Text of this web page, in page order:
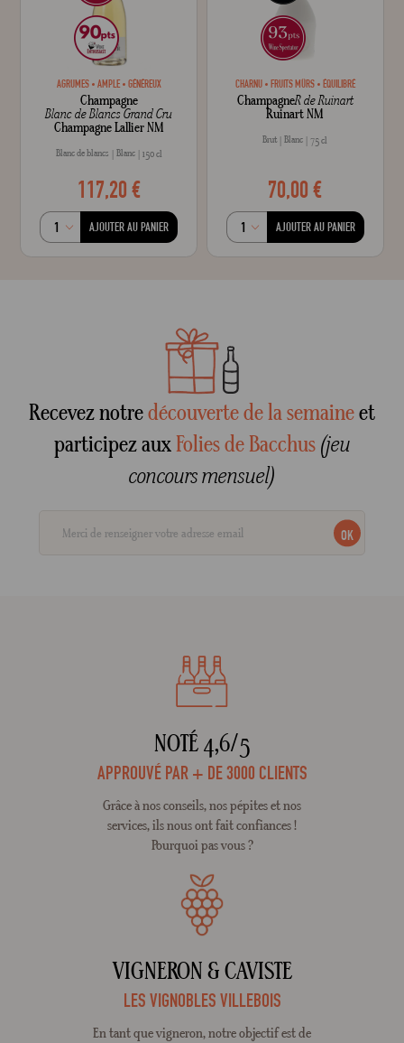
AGRUMES AMPLE GÉNÉREUX
Champagne
Blanc de Blancs Grand Cru
Champagne Lallier NM
Blanc de blancs Blanc 150 cl
117,20 €
AJOUTER AU PANIER
CHARNU FRUITS MÛRS ÉQUILIBRÉ
ChampagneR de Ruinart
Ruinart NM
Brut Blanc 75 cl
70,00 €
AJOUTER AU PANIER
Recevez notredécouverte de la semaineet
participez auxFolies de Bacchus (jeu
concours mensuel)
OK
NOTÉ 4,6/5
APPROUVÉ PAR + DE 3000 CLIENTS
Grâce à nos conseils, nos pépites et nos
services, ils nous ont fait confiances !
Pourquoi pas vous ?
VIGNERON & CAVISTE
LES VIGNOBLES VILLEBOIS
En tant que vigneron, notre objectif est de